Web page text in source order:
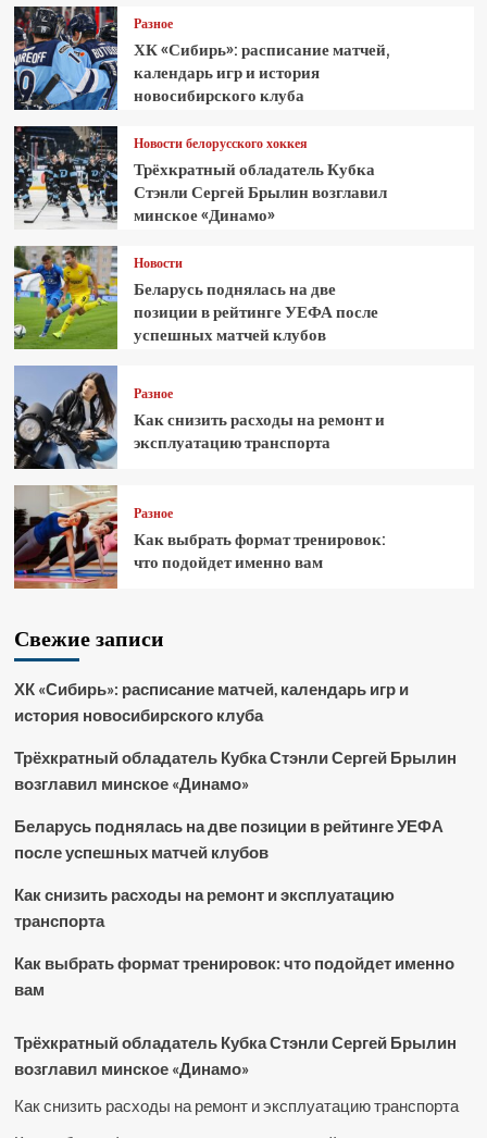
Разное
ХК «Сибирь»: расписание матчей,
календарь игр и история
новосибирского клуба
Новости белорусского хоккея
Трёхкратный обладатель Кубка
Стэнли Сергей Брылин возглавил
минское «Динамо»
Новости
Беларусь поднялась на две
позиции в рейтинге УЕФА после
успешных матчей клубов
Разное
Как снизить расходы на ремонт и
эксплуатацию транспорта
Разное
Как выбрать формат тренировок:
что подойдет именно вам
Свежие записи
ХК «Сибирь»: расписание матчей, календарь игр и
история новосибирского клуба
Трёхкратный обладатель Кубка Стэнли Сергей Брылин
возглавил минское «Динамо»
Беларусь поднялась на две позиции в рейтинге УЕФА
после успешных матчей клубов
Как снизить расходы на ремонт и эксплуатацию
транспорта
Как выбрать формат тренировок: что подойдет именно
вам
Трёхкратный обладатель Кубка Стэнли Сергей Брылин
возглавил минское «Динамо»
Как снизить расходы на ремонт и эксплуатацию транспорта